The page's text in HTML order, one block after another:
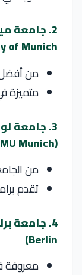
of Munich)
من أفضل
متميزة
3. جامعة
(LMU Munich)
من
تقدم
Berlin)
معروفة